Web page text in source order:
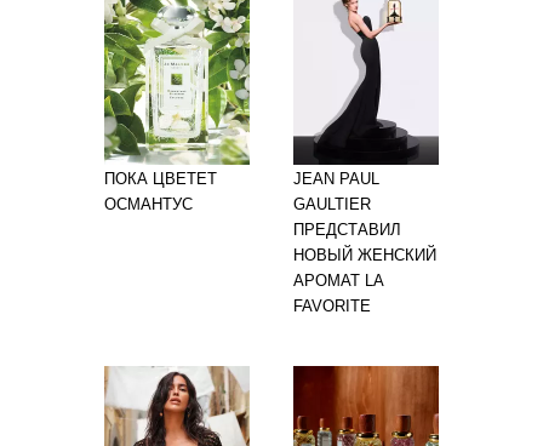
ПОКА ЦВЕТЕТ
ОСМАНТУС
JEAN PAUL
GAULTIER
ПРЕДСТАВИЛ
НОВЫЙ ЖЕНСКИЙ
АРОМАТ LA
FAVORITE